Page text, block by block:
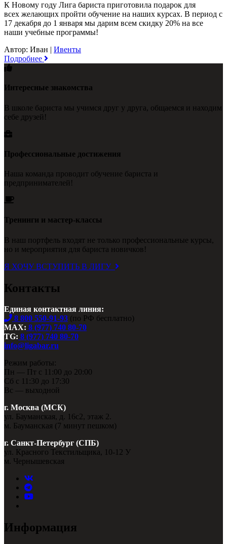
К Новому году Лига бариста приготовила подарок для
всех желающих пройти обучение на наших курсах. В период с
17 декабря до 1 января мы дарим всем скидку 20% на все
наши учебные программы!
Автор: Иван | Ивенты
Подробнее
Интересные знакомства
В школе бариста мы учимся друг у друга, общаемся и находим
себе друзей!
Профессиональные достижения
Наша команда проводит обучение бариста и
предпринимателей!
Тренинги и мастер-классы
В наш портфель входят не только профессиональные курсы,
но и мероприятия для бариста новичков!
Я ХОЧУ ВСТУПИТЬ В ЛИГУ
Контакты
Единая контактная линия:
8 800 550-91-93 (по РФ бесплатно)
MAX: 8 (977) 740 80-70
TG: 8 (977) 740 80-70
info@ligabar.ru
Режим работы:
Пн — Пт с 11:00 до 20:00
Сб с 11:30 до 17:30
Вс — выходной
г. Москва (МСК)
ул. Бауманская, д. 16с2, этаж 2.
м. Бауманская (7 минут пешком)
г. Санкт-Петербург (СПБ)
ул. Красного Текстильщика, 10-12 У
м. Чернышевская
Информация